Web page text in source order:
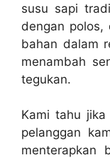
susu sapi
dengan
bahan dalam
menambah
tegukan.
Kami tahu
pelanggan
menterapkan